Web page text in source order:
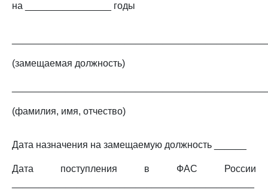
на ________________ годы
(замещаемая должность)
(фамилия, имя, отчество)
Дата назначения на замещаемую должность ______
Дата поступления в ФАС России